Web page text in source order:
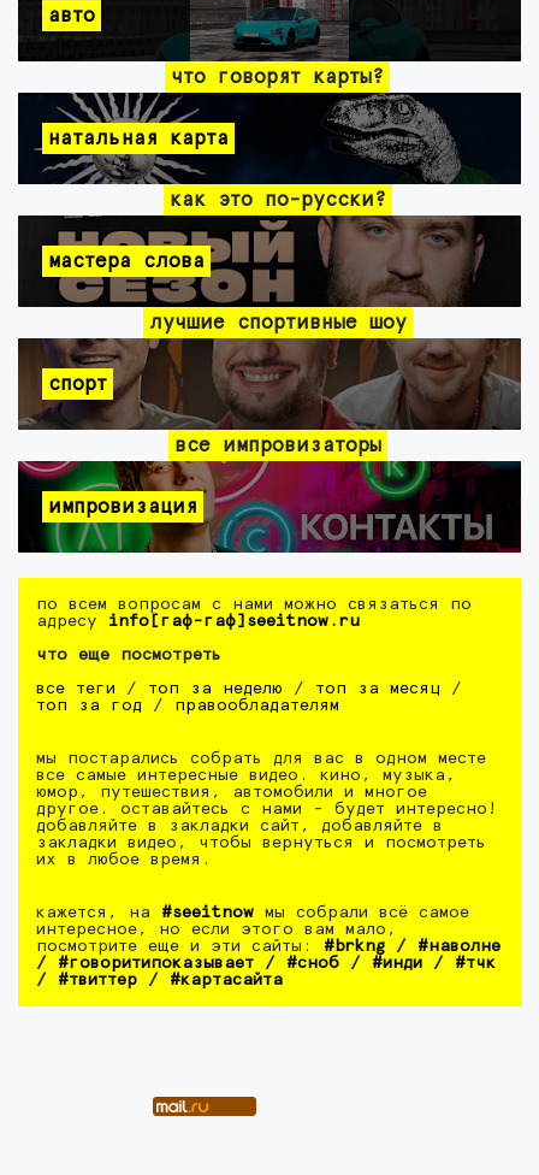
авто
что говорят карты?
натальная карта
как это по-русски?
мастера слова
лучшие спортивные шоу
спорт
все импровизаторы
импровизация
по всем вопросам с нами можно связаться по
адресу info[гаф-гаф]seeitnow.ru
что еще посмотреть
все теги / топ за неделю / топ за месяц /
топ за год / правообладателям
мы постарались собрать для вас в одном месте
все самые интересные видео. кино, музыка,
юмор, путешествия, автомобили и многое
другое. оставайтесь с нами - будет интересно!
добавляйте в закладки сайт, добавляйте в
закладки видео, чтобы вернуться и посмотреть
их в любое время.
кажется, на #seeitnow мы собрали всё самое
интересное, но если этого вам мало,
посмотрите еще и эти сайты: #brkng / #наволне
/ #говоритипоказывает / #сноб / #инди / #тчк
/ #твиттер / #картасайта